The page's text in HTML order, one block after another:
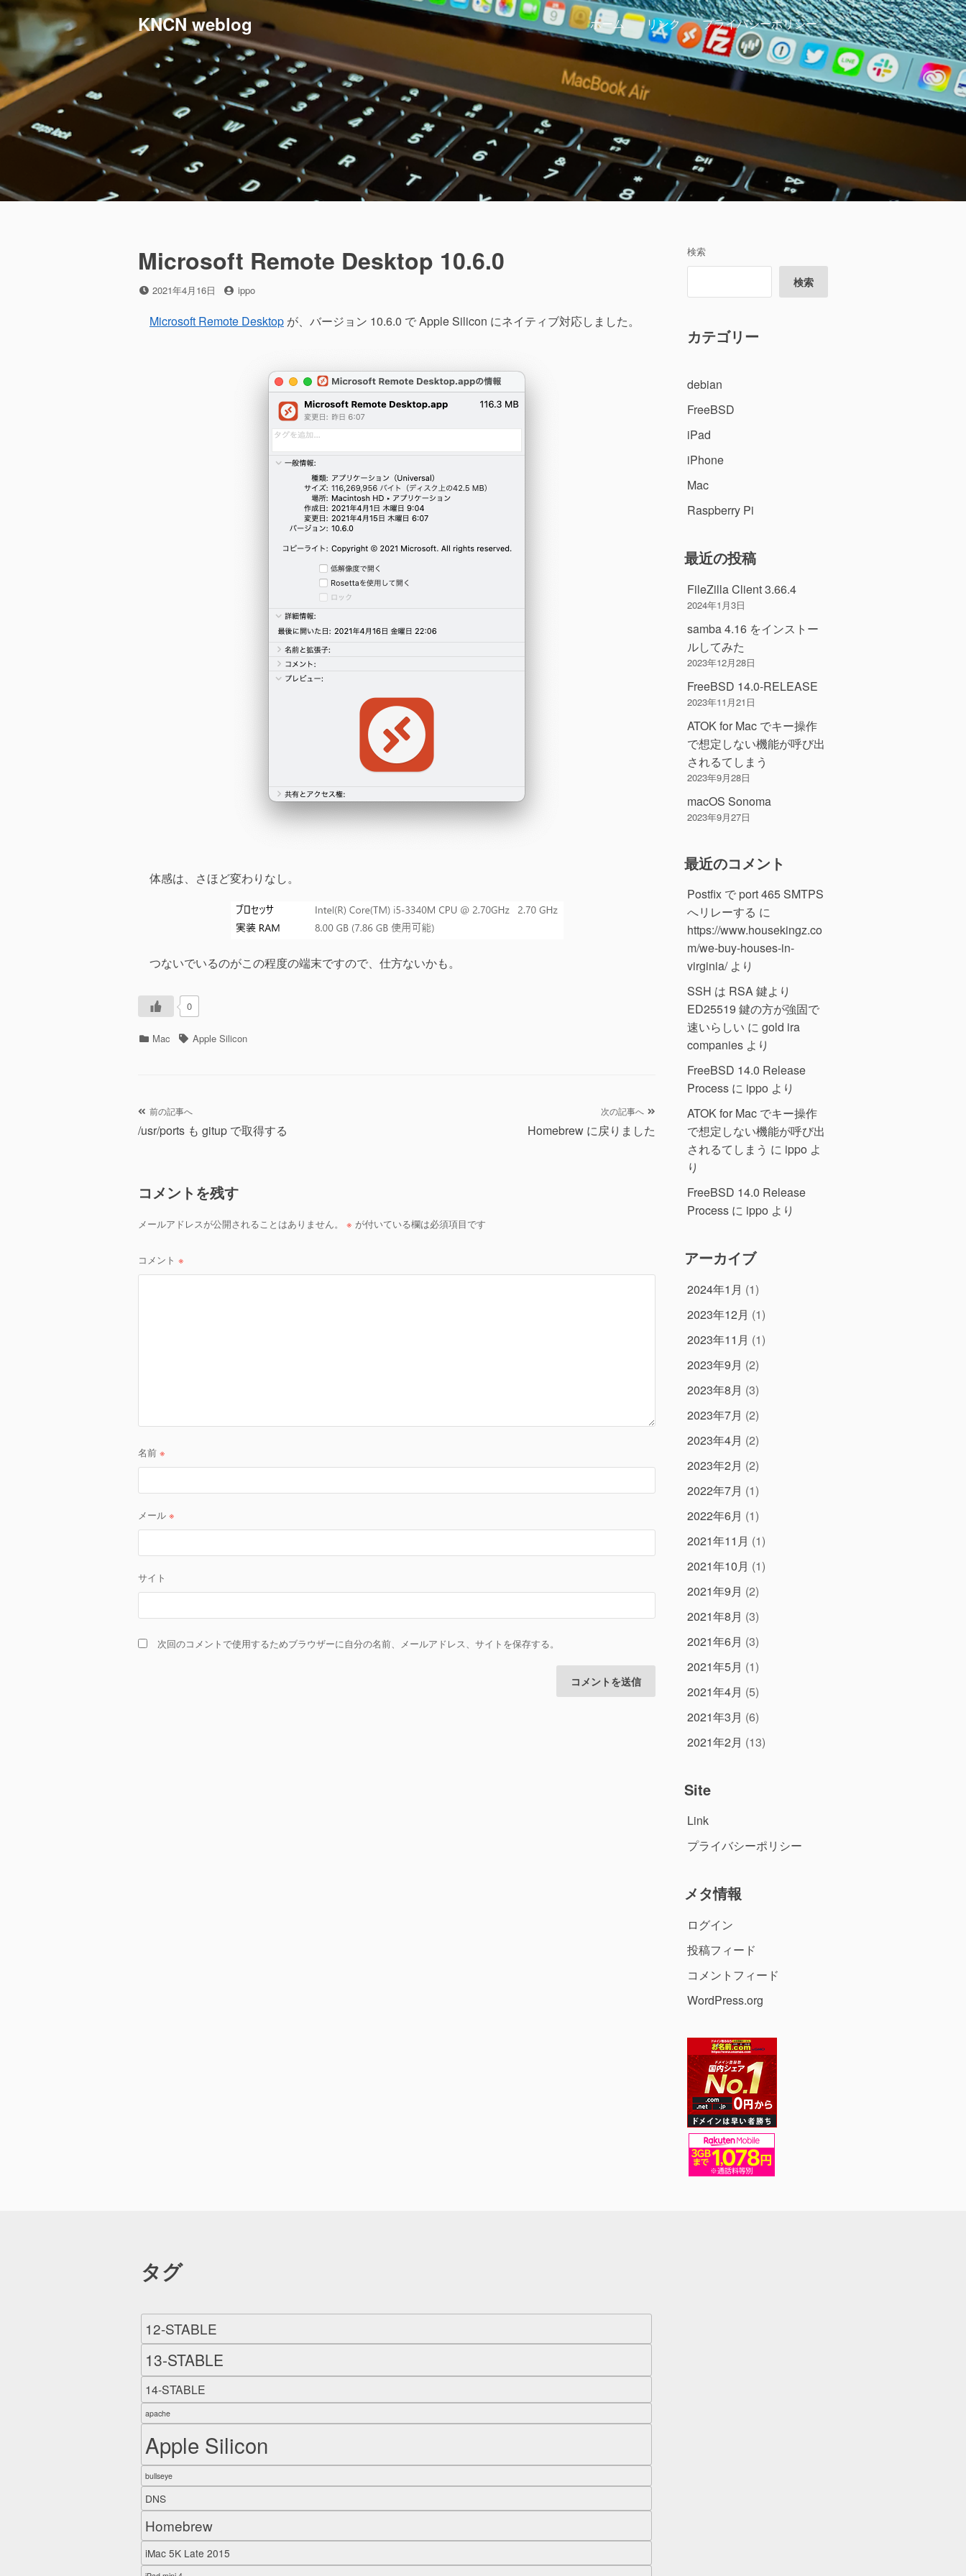
コ
ン
テ
ン
ツ
へ
キ
KNCN weblog ホーム リンク プライバシーポリシー
Microsoft Remote Desktop 10.6.0
投
日
2021年4月16日
投
者
ippo
Microsoft Remote Desktop が、バージョン 10.6.0 で Apple Silicon にネイティブ対応しました。
体感は、さほど変わりなし。
つないでいるのがこの程度の端末ですので、仕方ないかも。
0
カ Mac
タ Apple Silicon
投
ビ
ゲ
ー
前の記事へ
/usr/ports も gitup で取得する
次の記事へ
Homebrew に戻りました
コメントを残す
メールアドレスが公開されることはありません。 ※ が付いている欄は必須項目です
コメント ※
名前 ※
メール ※
サイト
次回のコメントで使用するためブラウザーに自分の名前、メールアドレス、サイトを保存する。
検索
検索
カテゴリー
debian
FreeBSD
iPad
iPhone
Mac
Raspberry Pi
最近の投稿
FileZilla Client 3.66.4
2024年1月3日
samba 4.16 をインストー
ルしてみた
2023年12月28日
FreeBSD 14.0-RELEASE
2023年11月21日
ATOK for Mac でキー操作
で想定しない機能が呼び出
されるてしまう
2023年9月28日
macOS Sonoma
2023年9月27日
最近のコメント
Postfix で port 465 SMTPS
へリレーする に
https://www.housekingz.co
m/we-buy-houses-in-
virginia/より
SSH は RSA 鍵より
ED25519 鍵の方が強固で
速いらしい に gold ira
companies より
FreeBSD 14.0 Release
Process に ippo より
ATOK for Mac でキー操作
で想定しない機能が呼び出
されるてしまう に ippo よ
り
FreeBSD 14.0 Release
Process に ippo より
アーカイブ
2024年1月 (1)
2023年12月 (1)
2023年11月 (1)
2023年9月 (2)
2023年8月 (3)
2023年7月 (2)
2023年4月 (2)
2023年2月 (2)
2022年7月 (1)
2022年6月 (1)
2021年11月 (1)
2021年10月 (1)
2021年9月 (2)
2021年8月 (3)
2021年6月 (3)
2021年5月 (1)
2021年4月 (5)
2021年3月 (6)
2021年2月 (13)
Site
Link
プライバシーポリシー
メタ情報
ログイン
投稿フィード
コメントフィード
WordPress.org
タグ
12-STABLE
13-STABLE
14-STABLE
apache
Apple Silicon
bullseye
DNS
Homebrew
iMac 5K Late 2015